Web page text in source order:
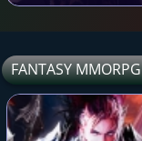
FANTASY MMORPG